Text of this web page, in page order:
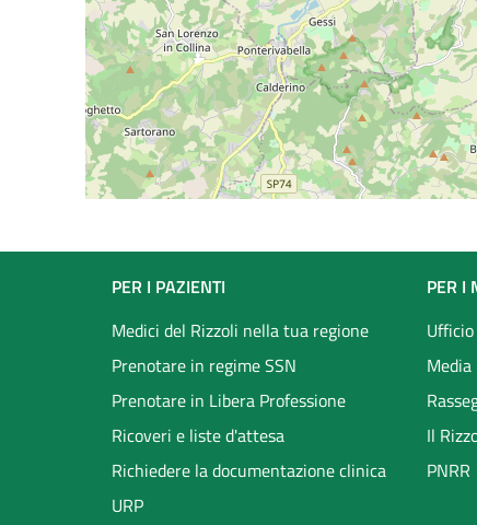
Footer
menu
PER I PAZIENTI
Medici del Rizzoli nella tua regione
Prenotare in regime SSN
Prenotare in Libera Professione
Ricoveri e liste d'attesa
Richiedere la documentazione clinica
URP
PER I
Media
Il
PNRR